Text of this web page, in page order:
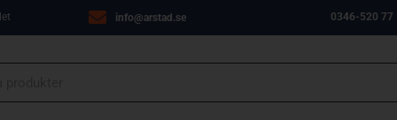
info@arstad.se 0346-520 77